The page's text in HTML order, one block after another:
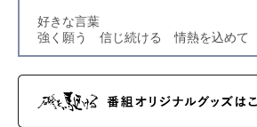
好きな言葉
強く願う 信じ続ける 情熱を込めて